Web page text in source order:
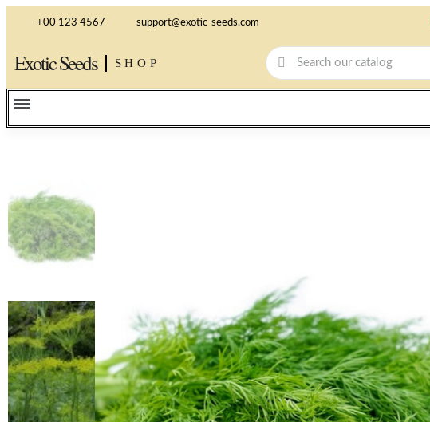
+00 123 4567 support@exotic-seeds.com
Exotic Seeds SHOP